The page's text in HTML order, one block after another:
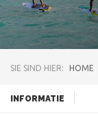
SIE SIND HIER: HOME
INFORMATIE